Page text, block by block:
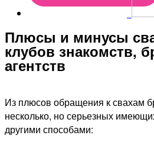
Плюсы и минусы
клубов знакомств,
агентств
Из плюсов обращения к свахам
несколько, но серьезных
другими способами: